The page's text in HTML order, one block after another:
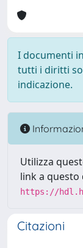
I documenti
tutti i diritti
indicazione.
Utilizza
link a
https://
Citazioni